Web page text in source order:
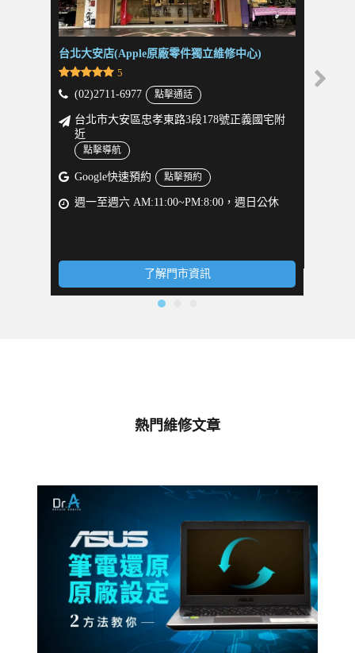
台北大安店(Apple原廠零件獨立維修中心)
5
(02)2711-6977
點擊通話
台北市大安區忠孝東路3段178號正義國宅附
近
點擊導航
Google快速預約 點擊預約
週一至週六 AM:11:00~PM:8:00，週日公休
了解門市資訊
熱門維修文章